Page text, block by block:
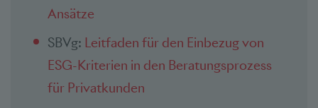
Ansätze
SBVg: Leitfaden für den Einbezug von
ESG-Kriterien in den Beratungsprozess
für Privatkunden